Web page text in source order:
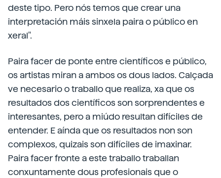
deste tipo. Pero nós temos que crear una
interpretación máis sinxela paira o público en
xeral".
Paira facer de ponte entre científicos e público,
os artistas miran a ambos os dous lados. Calçada
ve necesario o traballo que realiza, xa que os
resultados dos científicos son sorprendentes e
interesantes, pero a miúdo resultan difíciles de
entender. E aínda que os resultados non son
complexos, quizais son difíciles de imaxinar.
Paira facer fronte a este traballo traballan
conxuntamente dous profesionais que o